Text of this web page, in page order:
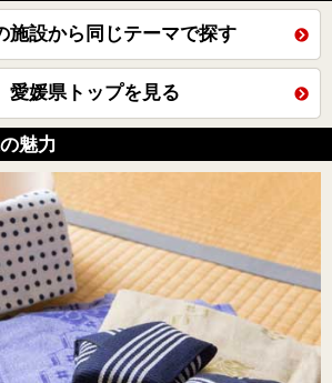
施設から同じテーマで探す
愛媛県トップを見る
魅力